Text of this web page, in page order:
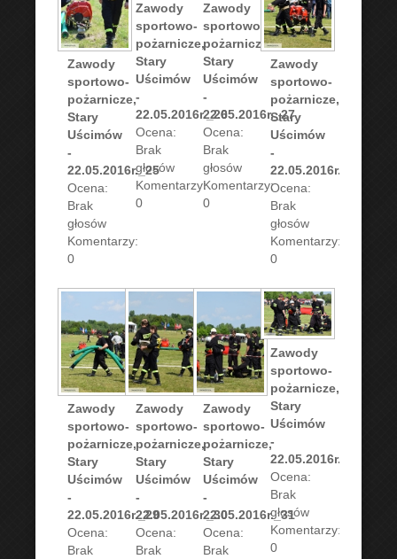
Zawody
sportowo-
pożarnicze,
Stary
Uścimów
-
22.05.2016r._25
Ocena:
Brak
głosów
Komentarzy:
0
Zawody
sportowo-
pożarnicze,
Stary
Uścimów
-
22.05.2016r._26
Ocena:
Brak
głosów
Komentarzy:
0
Zawody
sportowo-
pożarnicze,
Stary
Uścimów
-
22.05.2016r._27
Ocena:
Brak
głosów
Komentarzy:
0
Zawody
sportowo-
pożarnicze,
Stary
Uścimów
-
22.05.2016r._28
Ocena:
Brak
głosów
Komentarzy:
0
Zawody
sportowo-
pożarnicze,
Stary
Uścimów
-
22.05.2016r._29
Ocena:
Brak
Zawody
sportowo-
pożarnicze,
Stary
Uścimów
-
22.05.2016r._30
Ocena:
Brak
Zawody
sportowo-
pożarnicze,
Stary
Uścimów
-
22.05.2016r._31
Ocena:
Brak
Zawody
sportowo-
pożarnicze,
Stary
Uścimów
-
22.05.2016r._32
Ocena:
Brak
głosów
Komentarzy:
0